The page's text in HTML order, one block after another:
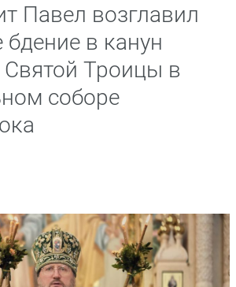
Павел возглавил
в канун
Святой Троицы в
соборе